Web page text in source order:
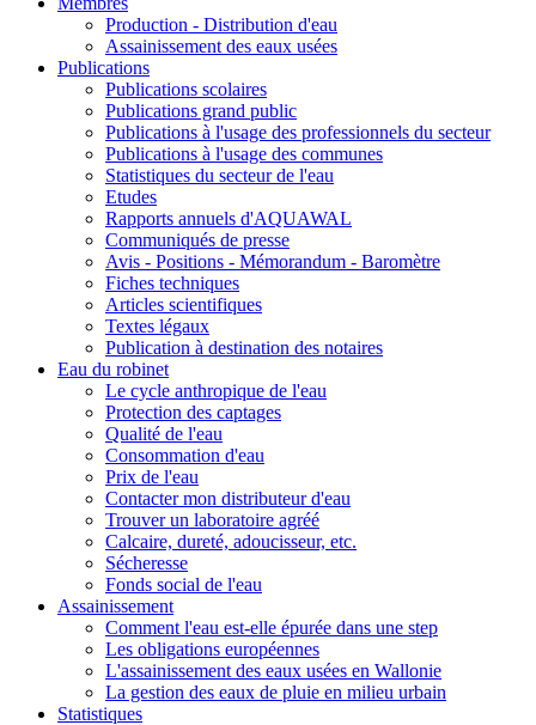
Production - Distribution d'eau
Assainissement des eaux usées
Publications
Publications scolaires
Publications grand public
Publications à l'usage des professionnels du secteur
Publications à l'usage des communes
Statistiques du secteur de l'eau
Etudes
Rapports annuels d'AQUAWAL
Communiqués de presse
Avis - Positions - Mémorandum - Baromètre
Fiches techniques
Articles scientifiques
Textes légaux
Publication à destination des notaires
Eau du robinet
Le cycle anthropique de l'eau
Protection des captages
Qualité de l'eau
Consommation d'eau
Prix de l'eau
Contacter mon distributeur d'eau
Trouver un laboratoire agréé
Calcaire, dureté, adoucisseur, etc.
Sécheresse
Fonds social de l'eau
Assainissement
Comment l'eau est-elle épurée dans une step
Les obligations européennes
L'assainissement des eaux usées en Wallonie
La gestion des eaux de pluie en milieu urbain
Statistiques